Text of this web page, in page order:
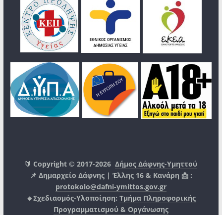
🔰 Copyright © 2017-2026Δήμος Δάφνης-Υμηττού
📌 Δημαρχείο Δάφνης | Έλλης 16 & Κανάρη 📩 :
protokolo@dafni-ymittos.gov.gr
🔹Σχεδιασμός-Υλοποίηση: Τμήμα Πληροφορικής
Προγραμματισμού & Οργάνωσης